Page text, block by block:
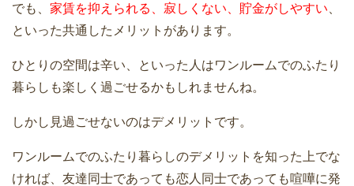
でも、 家賃を抑えられる、寂しくない、貯金がしやすい
といった共通したメリットがあります。
ひとりの空間は辛い、といった人はワンルームでのふたり
暮らしも楽しく過ごせるかもしれませんね。
しかし見過ごせないのはデメリットです。
ワンルームでのふたり暮らしのデメリットを知った上でな
ければ、友達同士であっても恋人同士であっても喧嘩に発